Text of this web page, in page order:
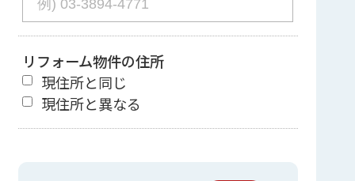
リフォーム物件の住所
現住所と同じ
現住所と異なる